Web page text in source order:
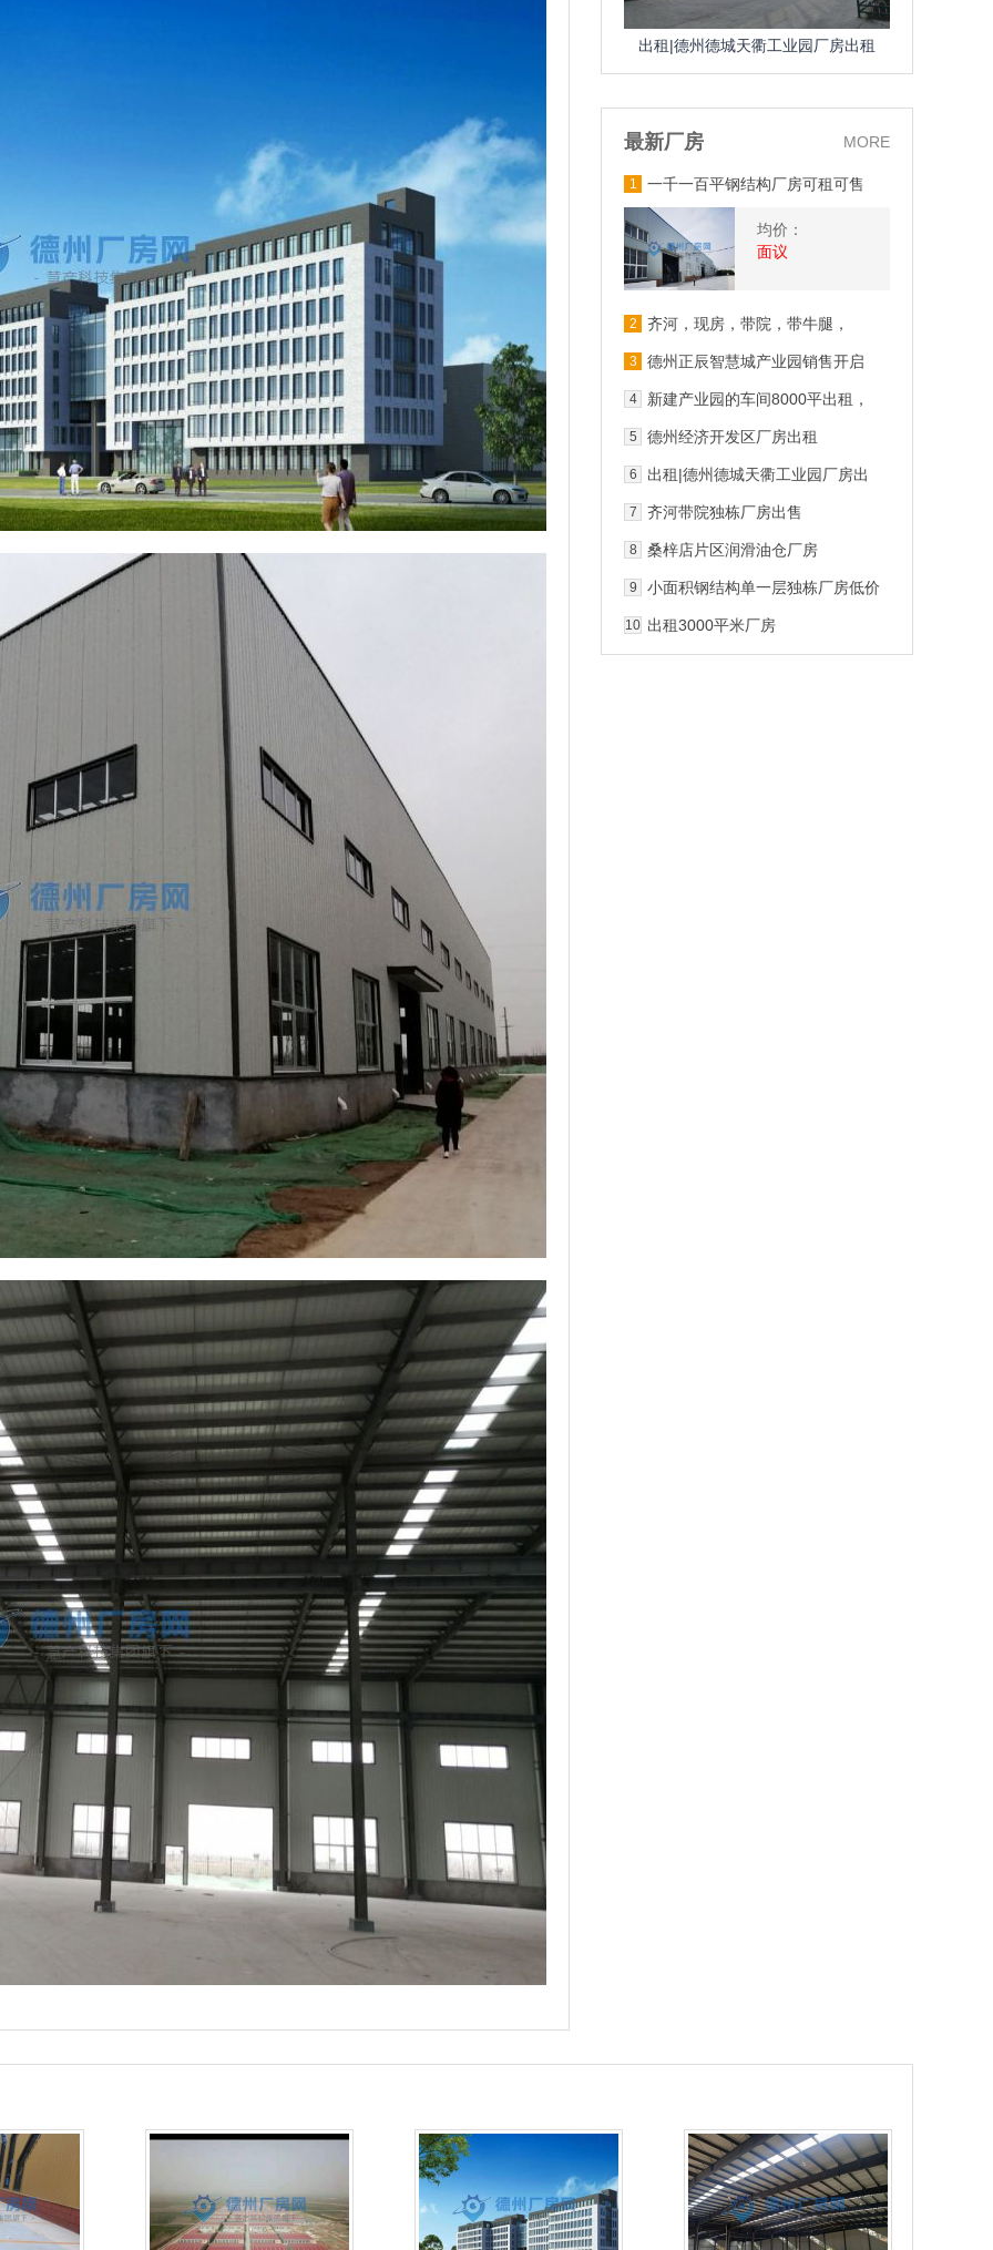
出租|德州德城天衢工业园厂房出租
最新厂房 MORE
1 一千一百平钢结构厂房可租可售
均价：
面议
2
齐河，现房，带院，带牛腿，
3 德州正辰智慧城产业园销售开启
4
新建产业园的车间8000平出租，
5 德州经济开发区厂房出租
6
出租|德州德城天衢工业园厂房出
7 齐河带院独栋厂房出售
8 桑梓店片区润滑油仓厂房
9
小面积钢结构单一层独栋厂房低价
10 出租3000平米厂房